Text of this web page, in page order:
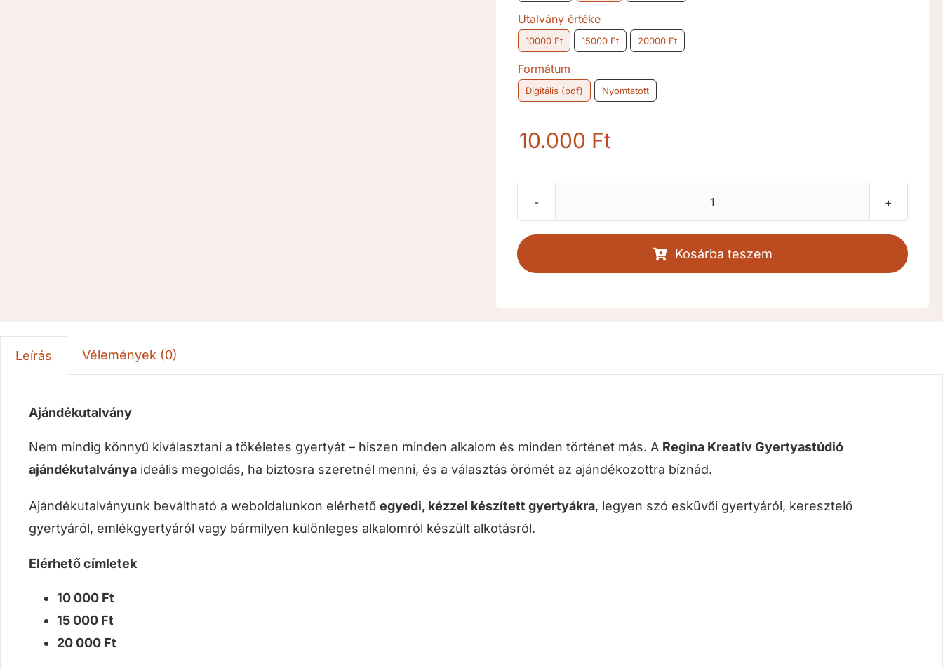
Utalvány értéke
10000 Ft 15000 Ft 20000 Ft
Formátum
Digitális (pdf) Nyomtatott
10.000 Ft
Ajándékutalvány
mennyiség
Kosárba teszem
Leírás Vélemények (0)
Ajándékutalvány
Nem mindig könnyű kiválasztani a tökéletes gyertyát – hiszen minden alkalom és minden történet más. A Regina Kreatív Gyertyastúdió
ajándékutalványaideális megoldás, ha biztosra szeretnél menni, és a választás örömét az ajándékozottra bíznád.
Ajándékutalványunk beváltható a weboldalunkon elérhető egyedi, kézzel készített gyertyákra, legyen szó esküvői gyertyáról, keresztelő
gyertyáról, emlékgyertyáról vagy bármilyen különleges alkalomról készült alkotásról.
Elérhető címletek
10 000 Ft
15 000 Ft
20 000 Ft